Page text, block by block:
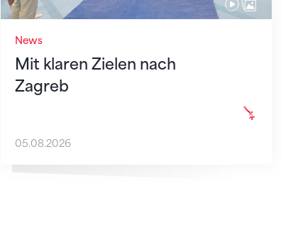
News
Mit klaren Zielen nach
Zagreb
05.08.2026